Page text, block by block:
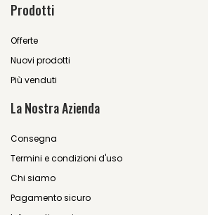
Prodotti
Offerte
Nuovi prodotti
Più venduti
La Nostra Azienda
Consegna
Termini e condizioni d'uso
Chi siamo
Pagamento sicuro